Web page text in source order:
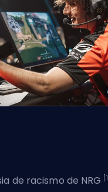
de racismo de NRG [1]